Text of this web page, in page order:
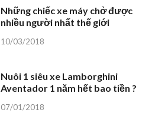
Những chiếc xe máy chở được
nhiều người nhất thế giới
10/03/2018
Nuôi 1 siêu xe Lamborghini
Aventador 1 năm hết bao tiền ?
07/01/2018